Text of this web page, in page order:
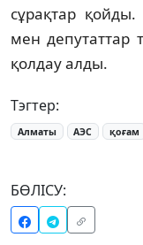
сұрақтар
мен депутаттар
қолдау алды.
Тэгтер:
Алматы АЭС қоғам
БӨЛІСУ: